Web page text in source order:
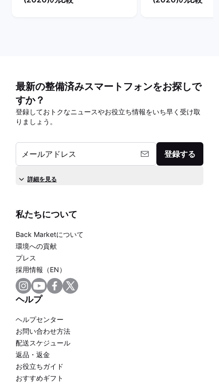
最新の整備済みスマートフォンをお探しで
すか？
登録しておトクなニュースやお役立ち情報をいち早く受け取
りましょう。
メールアドレス 登録する
詳細を見る
私たちについて
Back Marketについて
環境への貢献
プレス
採用情報（EN）
ヘルプ
ヘルプセンター
お問い合わせ方法
配送スケジュール
返品・返金
お役立ちガイド
おすすめギフト